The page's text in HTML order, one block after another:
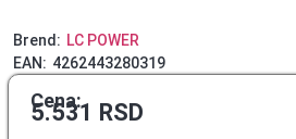
Brend: LC POWER
EAN: 4262443280319
Cena:
5.531 RSD